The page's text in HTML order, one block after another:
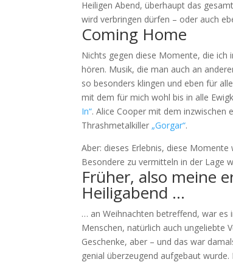
Heiligen Abend, überhaupt das
wird verbringen dürfen – oder auch
Coming Home
Nichts gegen diese Momente, die ich
hören. Musik, die man auch an
so besonders klingen und eben für
mit dem für mich wohl bis in alle
In“. Alice Cooper mit dem inzwischen
Thrashmetalkiller „Gorgar“.
Aber: dieses Erlebnis, diese
Besondere zu vermitteln in der Lage
Früher, also meine
Heiligabend …
… an Weihnachten betreffend, war es
Menschen, natürlich auch ungeliebte
Geschenke, aber – und das war
genial überzeugend aufgebaut